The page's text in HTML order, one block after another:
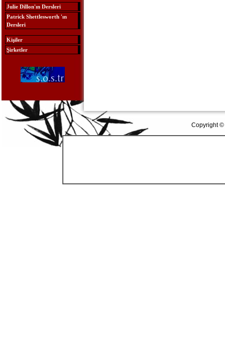
Julie Dillon'ın Dersleri
Patrick Shettlesworth 'ın
Dersleri
Kişiler
Şirketler
Copyright ©